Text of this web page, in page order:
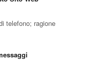
telefono; ragione